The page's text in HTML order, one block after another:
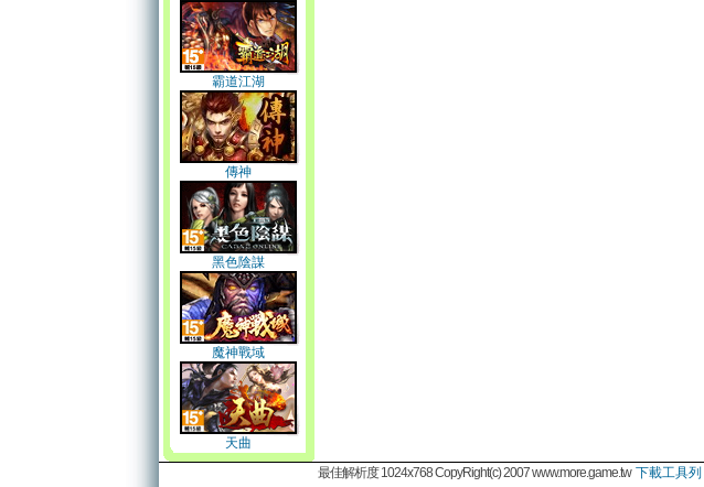
霸道江湖
傳神
黑色陰謀
魔神戰域
天曲
最佳解析度 1024x768 CopyRight(c) 2007 www.more.game.tw 下載工具列